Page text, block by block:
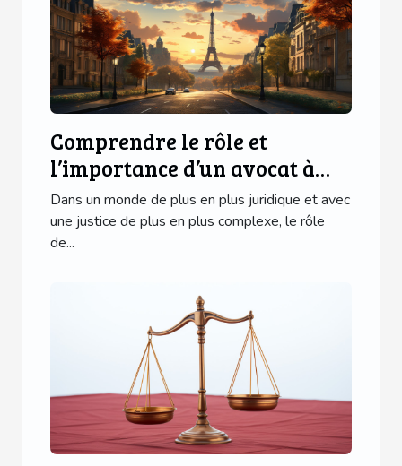
Comprendre le rôle et
l’importance d’un avocat à
Paris
Dans un monde de plus en plus juridique et avec
une justice de plus en plus complexe, le rôle
de...